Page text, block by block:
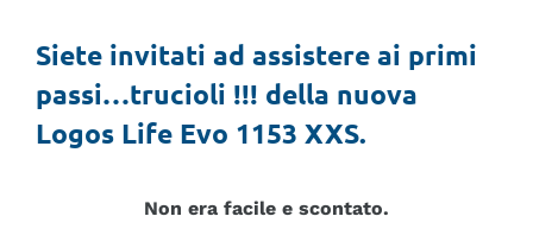
Partners
Siete invitati ad assistere ai primi
passi…trucioli !!! della nuova
Logos Life Evo 1153 XXS.
Non era facile e scontato.